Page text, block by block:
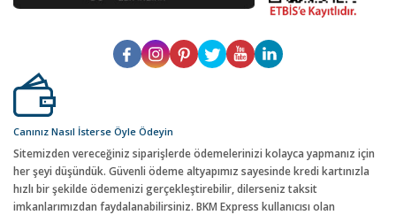
Canınız Nasıl İsterse Öyle Ödeyin
Sitemizden vereceğiniz siparişlerde ödemelerinizi kolayca yapmanız için
her şeyi düşündük. Güvenli ödeme altyapımız sayesinde kredi kartınızla
hızlı bir şekilde ödemenizi gerçekleştirebilir, dilerseniz taksit
imkanlarımızdan faydalanabilirsiniz. BKM Express kullanıcısı olan